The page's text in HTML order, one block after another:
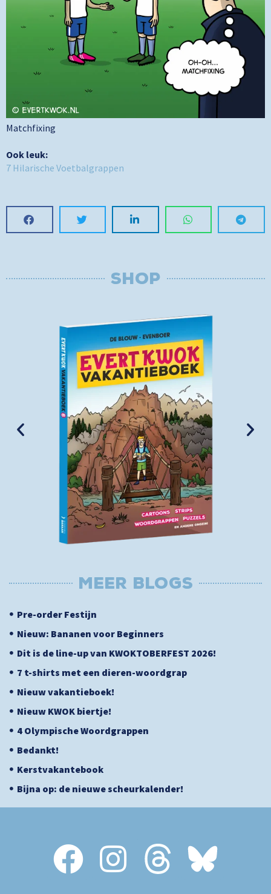
Matchfixing
Ook leuk:
7 Hilarische Voetbalgrappen
SHOP
MEER BLOGs
Pre-order Festijn
Nieuw: Bananen voor Beginners
Dit is de line-up van KWOKTOBERFEST 2026!
7 t-shirts met een dieren-woordgrap
Nieuw vakantieboek!
Nieuw KWOK biertje!
4 Olympische Woordgrappen
Bedankt!
Kerstvakantebook
Bijna op: de nieuwe scheurkalender!